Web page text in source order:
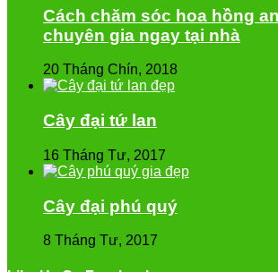
Cách chăm sóc hoa hồng
chuyên gia ngay tại nhà
20 Tháng Chín, 2018
Cây đại tứ lan
16 Tháng Tư, 2017
Cây đại phú quý
8 Tháng Tư, 2017